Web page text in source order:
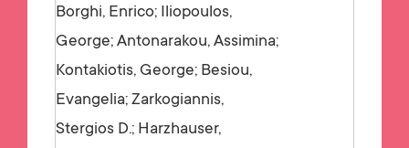
Borghi, Enrico; Iliopoulos,
George; Antonarakou, Assimina;
Kontakiotis, George; Besiou,
Evangelia; Zarkogiannis,
Stergios D.; Harzhauser,